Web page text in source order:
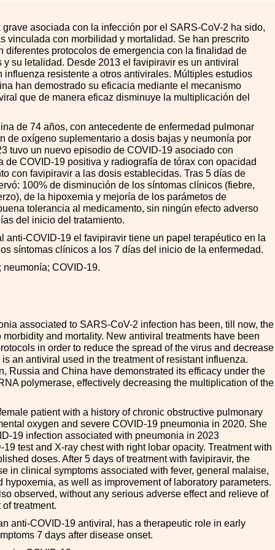
asociada con la infección por el SARS-CoV-2 ha sido,
vinculada con morbilidad y mortalidad. Se han prescrito
diferentes protocolos de emergencia con la finalidad de
su letalidad. Desde 2013 el favipiravir es un antiviral
influenza resistente a otros antivirales. Múltiples estudios
han demostrado su eficacia mediante el mecanismo
que de manera eficaz disminuye la multiplicación del
de 74 años, con antecedente de enfermedad pulmonar
de oxígeno suplementario a dosis bajas y neumonía por
tuvo un nuevo episodio de COVID-19 asociado con
de COVID-19 positiva y radiografía de tórax con opacidad
con favipiravir a las dosis establecidas. Tras 5 días de
100% de disminución de los síntomas clínicos (fiebre,
de la hipoxemia y mejoría de los parámetos de
tolerancia al medicamento, sin ningún efecto adverso
del inicio del tratamiento.
anti-COVID-19 el favipiravir tiene un papel terapéutico en la
síntomas clínicos a los 7 días del inicio de la enfermedad.
COVID-19.
associated to SARS-CoV-2 infection has been, till now, the
and mortality. New antiviral treatments have been
in order to reduce the spread of the virus and decrease
an antiviral used in the treatment of resistant influenza.
Russia and China have demonstrated its efficacy under the
polymerase, effectively decreasing the multiplication of the
patient with a history of chronic obstructive pulmonary
oxygen and severe COVID-19 pneumonia in 2020. She
19 infection associated with pneumonia in 2023
test and X-ray chest with right lobar opacity. Treatment with
doses. After 5 days of treatment with favipiravir, the
in clinical symptoms associated with fever, general malaise,
as well as improvement of laboratory parameters.
observed, without any serious adverse effect and relieve of
treatment.
anti-COVID-19 antiviral, has a therapeutic role in early
7 days after disease onset.